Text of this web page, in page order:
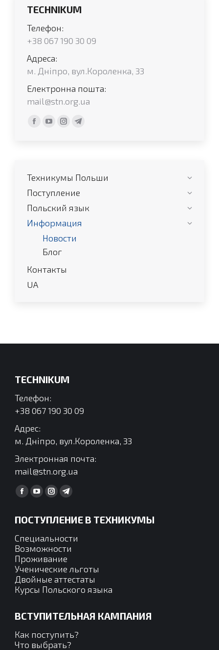
TECHNIKUM
Телефон:
+38 067 190 30 09
Адреса:
м. Дніпро, вул.Короленка, 33
Електронна пошта:
mail@stn.org.ua
Find us on:
Facebook
new
window
YouTube
new
window
Instagram
new
window
Telegram
new
window
Техникумы Польши
Поступление
Польский язык
Информация
Новости
Блог
Контакты
UA
TECHNIKUM
Телефон:
+38 067 190 30 09
Адрес:
м. Дніпро, вул.Короленка, 33
Электронная почта:
mail@stn.org.ua
Find us on:
Facebook
opens
in
new
window
YouTube
opens
in
new
window
Instagram
opens
in
new
window
Telegram
opens
in
new
window
ПОСТУПЛЕНИЕ В ТЕХНИКУМЫ
Специальности
Возможности
Проживание
Ученические льготы
Двойные аттестаты
Курсы Польского языка
ВСТУПИТЕЛЬНАЯ КАМПАНИЯ
Как поступить?
Что выбрать?